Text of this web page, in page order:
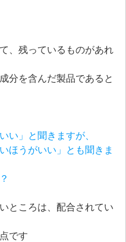
、残っているものがあれ
分を含んだ製品であると
い」と聞きますが、
ほうがいい」とも聞きま
ところは、配合されてい
です